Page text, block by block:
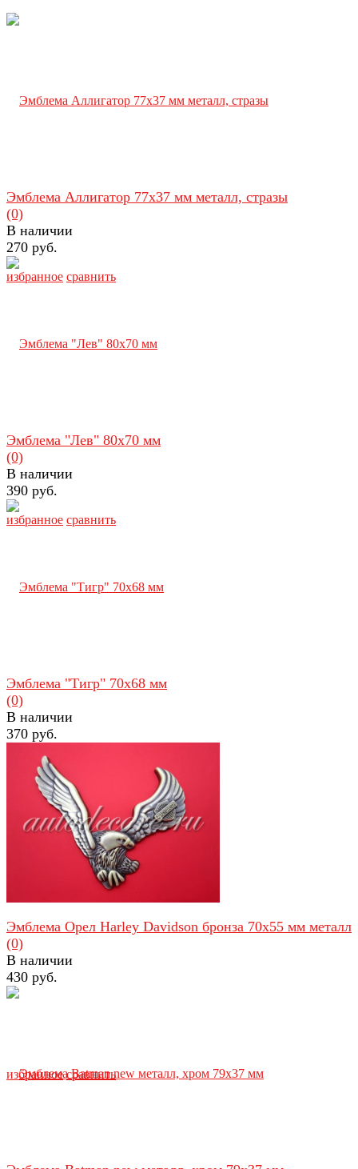
избранное сравнить
Эмблема Аллигатор 77х37 мм металл, стразы
(0)
В наличии
270 руб.
избранное сравнить
Эмблема "Лев" 80x70 мм
(0)
В наличии
390 руб.
избранное
Эмблема "Тигр" 70х68 мм
(0)
В наличии
370 руб.
избранное сравнить
Эмблема Орел Harley Davidson бронза 70х55 мм металл
(0)
В наличии
430 руб.